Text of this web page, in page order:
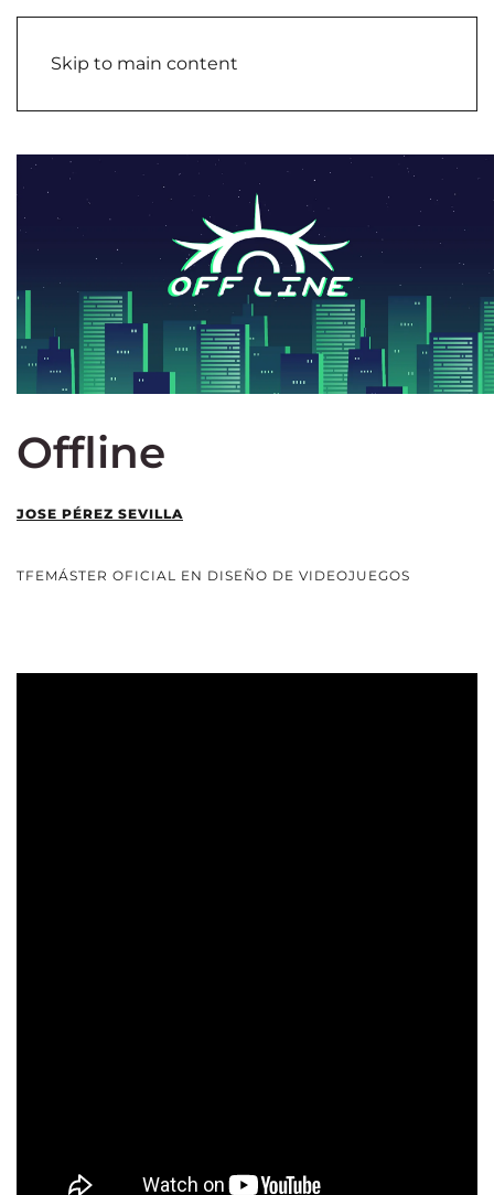
Skip to main content
Offline
JOSE PÉREZ SEVILLA
TFEMÁSTER OFICIAL EN DISEÑO DE VIDEOJUEGOS